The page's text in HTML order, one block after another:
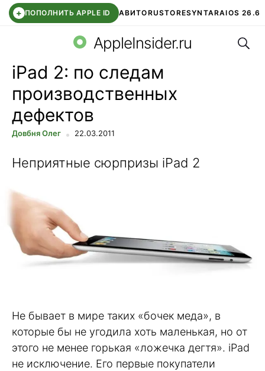
+ ПОПОЛНИТЬ APPLE ID АВИТОRUSTORESYNTARAIOS 26.6
СБЕР КИДС ЧАТ ROBLOXВТБ ОНЛАЙН
AppleInsider.ru
iPad 2: по следам
производственных
дефектов
Довбня Олег 22.03.2011
Неприятные сюрпризы iPad 2
Не бывает в мире таких «бочек меда», в
которые бы не угодила хоть маленькая, но от
этого не менее горькая «ложечка дегтя». iPad
не исключение. Его первые покупатели